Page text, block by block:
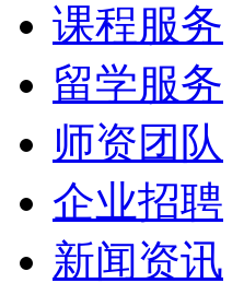
课程服务
留学服务
师资团队
企业招聘
新闻资讯